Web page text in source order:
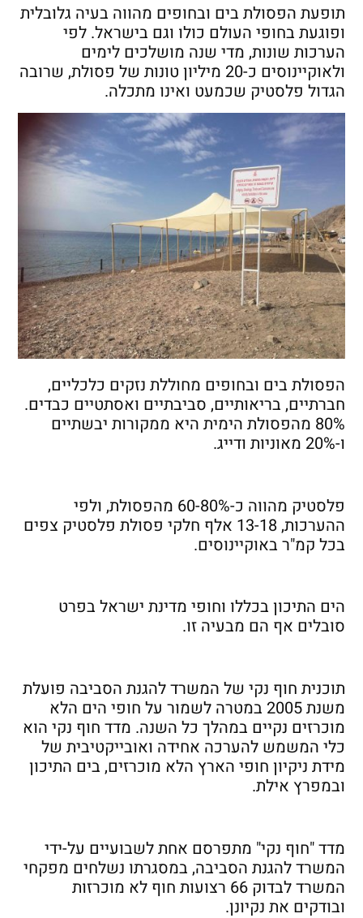
תופעת הפסולת בים ובחופים מהווה בעיה גלובלית
ופוגעת בחופי העולם כולו וגם בישראל. לפי
הערכות שונות, מדי שנה מושלכים לימים
ולאוקיינוסים כ-20 מיליון טונות של פסולת, שרובה
הגדול פלסטיק שכמעט ואינו מתכלה.
הפסולת בים ובחופים מחוללת נזקים כלכליים,
חברתיים, בריאותיים, סביבתיים ואסתטיים כבדים.
80% מהפסולת הימית היא ממקורות יבשתיים
ו-20% מאוניות ודייג.
פלסטיק מהווה כ-60-80% מהפסולת, ולפי
ההערכות, 13-18 אלף חלקי פסולת פלסטיק צפים
בכל קמ"ר באוקיינוסים.
הים התיכון בכללו וחופי מדינת ישראל בפרט
סובלים אף הם מבעיה זו.
תוכנית חוף נקי של המשרד להגנת הסביבה פועלת
משנת 2005 במטרה לשמור על חופי הים הלא
מוכרזים נקיים במהלך כל השנה. מדד חוף נקי הוא
כלי המשמש להערכה אחידה ואובייקטיבית של
מידת ניקיון חופי הארץ הלא מוכרזים, בים התיכון
ובמפרץ אילת.
מדד "חוף נקי" מתפרסם אחת לשבועיים על-ידי
המשרד להגנת הסביבה, במסגרתו נשלחים מפקחי
המשרד לבדוק 66 רצועות חוף לא מוכרזות
ובודקים את נקיונן.